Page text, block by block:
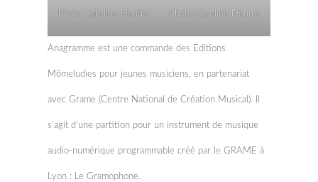
Photo Caroline Doutre Photo Caroline Doutre
Anagramme est une commande des Editions
Mômeludies pour jeunes musiciens, en partenariat
avec Grame (Centre National de Création Musical). Il
s’agit d’une partition pour un instrument de musique
audio-numérique programmable créé par le GRAME à
Lyon : Le Gramophone.